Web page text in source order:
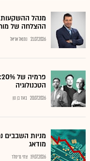
מנהל
ההצלחה של
21.07.2026 נתנאל אריאל
הטכנולוגיה
20.07.2026 בועז בן נון
מניות השבבים
מודאג
19.07.2026 צחי גרינולד